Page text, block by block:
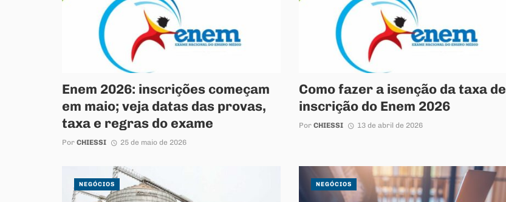
Enem 2026: inscrições começam
em maio; veja datas das provas,
taxa e regras do exame
Por CHIESSI 25 de maio de 2026
Como fazer a isenção da taxa de
inscrição do Enem 2026
Por CHIESSI 13 de abril de 2026
NEGÓCIOS NEGÓCIOS